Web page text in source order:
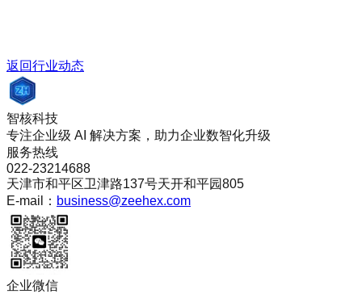
返回行业动态
智核科技
专注企业级 AI 解决方案，助力企业数智化升级
服务热线
022-23214688
天津市和平区卫津路137号天开和平园805
E-mail： business@zeehex.com
企业微信